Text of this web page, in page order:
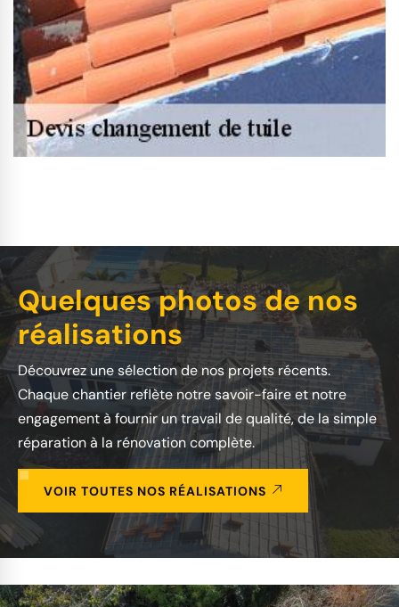
Quelques photos de nos
réalisations
Découvrez une sélection de nos projets récents.
Chaque chantier reflète notre savoir-faire et notre
engagement à fournir un travail de qualité, de la simple
réparation à la rénovation complète.
VOIR TOUTES NOS RÉALISATIONS